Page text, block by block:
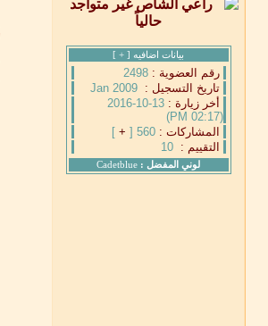
بيانات اضافيه [ +
]
رقم العضوية : 2498
تاريخ التسجيل :Jan 2009
أخر زيارة :
13-10-2016
(02:17 PM)
المشاركات : 560 [
+
]
التقييم :10
لوني المفضل : Cadetblue